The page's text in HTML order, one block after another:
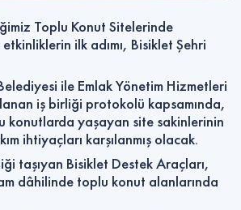
Toplu Konut Sitelerinde
ilk adımı, Bisiklet Şehri
ile Emlak Yönetim Hizmetleri
iş birliği protokolü kapsamında,
konutlarda yaşayan site sakinlerinin
ihtiyaçları karşılanmış olacak.
taşıyan Bisiklet Destek Araçları,
dâhilinde toplu konut alanlarında